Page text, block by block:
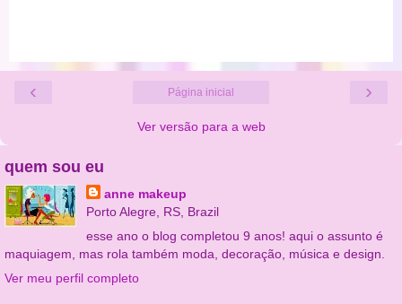
‹ ›
Página inicial
Ver versão para a web
quem sou eu
anne makeup
Porto Alegre, RS, Brazil
esse ano o blog completou 9 anos! aqui o assunto é
maquiagem, mas rola também moda, decoração, música e design.
Ver meu perfil completo